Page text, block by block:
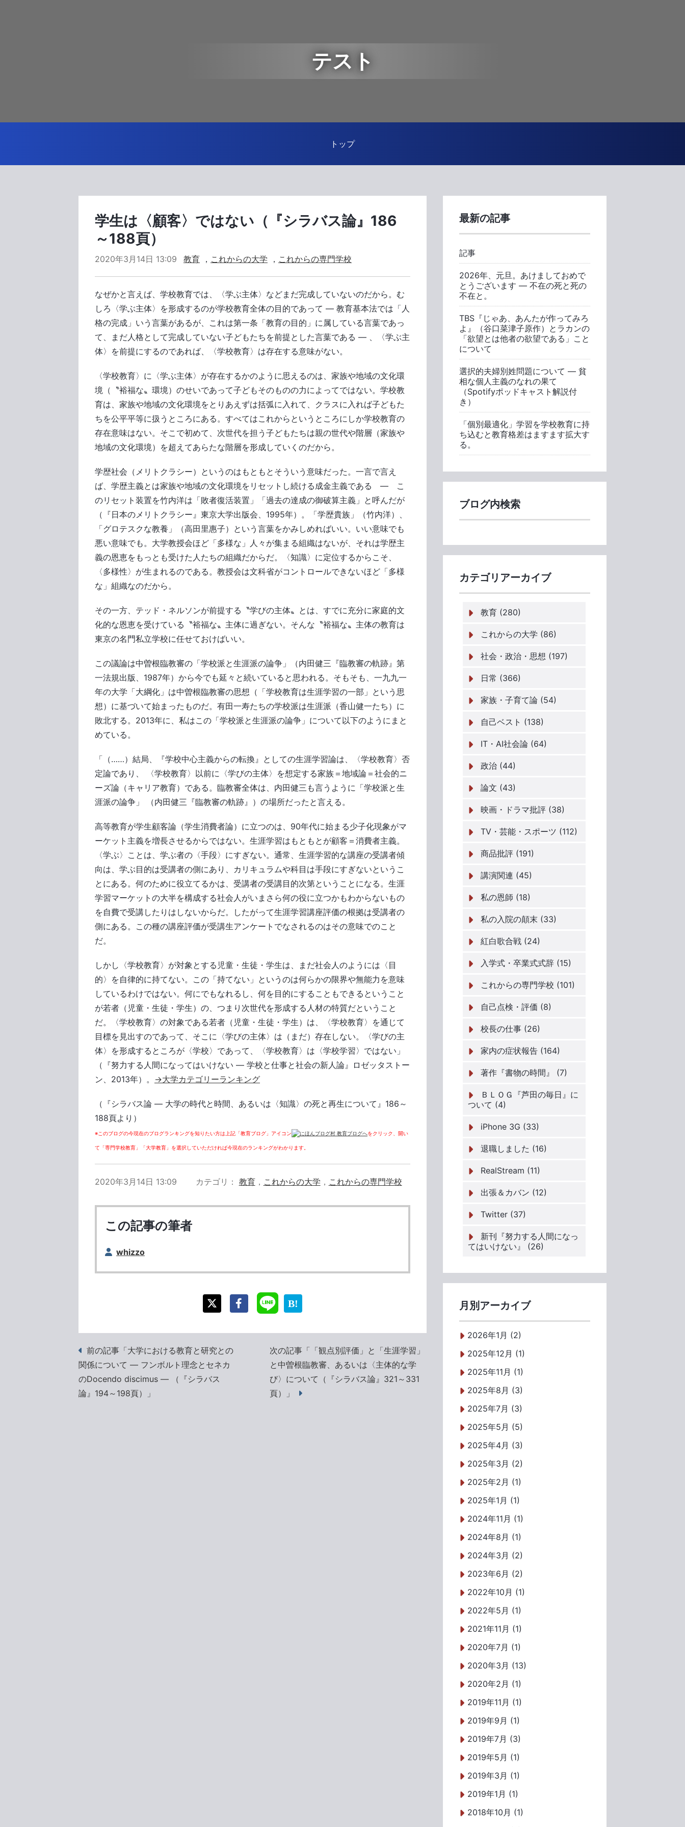
テスト
トップ
学生は〈顧客〉ではない（『シラバス論』186
～188頁）
2020年3月14日 13:09 教育 ， これからの大学 ， これからの専門学校
なぜかと言えば、学校教育では、〈学ぶ主体〉などまだ完成していないのだから。む
しろ〈学ぶ主体〉を形成するのが学校教育全体の目的であって ― 教育基本法では「人
格の完成」いう言葉があるが、これは第一条「教育の目的」に属している言葉であっ
て、まだ人格として完成していない子どもたちを前提とした言葉である ― 、〈学ぶ主
体〉を前提にするのであれば、〈学校教育〉は存在する意味がない。
〈学校教育〉に〈学ぶ主体〉が存在するかのように思えるのは、家族や地域の文化環
境（〝裕福な〟環境）のせいであって子どもそのものの力によってではない。学校教
育は、家族や地域の文化環境をとりあえずは括弧に入れて、クラスに入れば子どもた
ちを公平平等に扱うところにある。すべてはこれからというところにしか学校教育の
存在意味はない。そこで初めて、次世代を担う子どもたちは親の世代や階層（家族や
地域の文化環境）を超えてあらたな階層を形成していくのだから。
学歴社会（メリトクラシー）というのはもともとそういう意味だった。一言で言え
ば、学歴主義とは家族や地域の文化環境をリセットし続ける成金主義である ― こ
のリセット装置を竹内洋は「敗者復活装置」「過去の達成の御破算主義」と呼んだが
（『日本のメリトクラシー』東京大学出版会、1995年）。「学歴貴族」（竹内洋）、
「グロテスクな教養」（高田里惠子）という言葉をかみしめればいい。いい意味でも
悪い意味でも。大学教授会ほど「多様な」人々が集まる組織はないが、それは学歴主
義の恩恵をもっとも受けた人たちの組織だからだ。〈知識〉に定位するからこそ、
〈多様性〉が生まれるのである。教授会は文科省がコントロールできないほど「多様
な」組織なのだから。
その一方、テッド・ネルソンが前提する〝学びの主体〟とは、すでに充分に家庭的文
化的な恩恵を受けている〝裕福な〟主体に過ぎない。そんな〝裕福な〟主体の教育は
東京の名門私立学校に任せておけばいい。
この議論は中曽根臨教審の「学校派と生涯派の論争」（内田健三『臨教審の軌跡』第
一法規出版、1987年）から今でも延々と続いていると思われる。そもそも、一九九一
年の大学「大綱化」は中曽根臨教審の思想（「学校教育は生涯学習の一部」という思
想）に基づいて始まったものだ。有田一寿たちの学校派は生涯派（香山健一たち）に
敗北する。2013年に、私はこの「学校派と生涯派の論争」について以下のようにまと
めている。
「（……）結局、『学校中心主義からの転換』としての生涯学習論は、〈学校教育〉否
定論であり、 〈学校教育〉以前に〈学びの主体〉を想定する家族＝地域論＝社会的ニ
ーズ論（キャリア教育）である。臨教審全体は、内田健三も言うように「学校派と生
涯派の論争」 （内田健三『臨教審の軌跡』）の場所だったと言える。
高等教育が学生顧客論（学生消費者論）に立つのは、90年代に始まる少子化現象がマ
ーケット主義を増長させるからではない。生涯学習はもともとが顧客＝消費者主義。
〈学ぶ〉ことは、学ぶ者の〈手段〉にすぎない。通常、生涯学習的な講座の受講者傾
向は、学ぶ目的は受講者の側にあり、カリキュラムや科目は手段にすぎないというこ
とにある。何のために役立てるかは、受講者の受講目的次第ということになる。生涯
学習マーケットの大半を構成する社会人がいまさら何の役に立つかもわからないもの
を自費で受講したりはしないからだ。したがって生涯学習講座評価の根拠は受講者の
側にある。この種の講座評価が受講生アンケートでなされるのはその意味でのこと
だ。
しかし〈学校教育〉が対象とする児童・生徒・学生は、まだ社会人のようには〈目
的〉を自律的に持てない。この「持てない」というのは何らかの限界や無能力を意味
しているわけではない。何にでもなれるし、何を目的にすることもできるということ
が若者（児童・生徒・学生）の、つまり次世代を形成する人材の特質だということ
だ。〈学校教育〉の対象である若者（児童・生徒・学生）は、〈学校教育〉を通じて
目標を見出すのであって、そこに〈学びの主体〉は（まだ）存在しない。〈学びの主
体〉を形成するところが〈学校〉であって、〈学校教育〉は〈学校学習〉ではない」
（『努力する人間になってはいけない ― 学校と仕事と社会の新人論』ロゼッタストー
ン、2013年）。 →大学カテゴリーランキング
（『シラバス論 ― 大学の時代と時間、あるいは〈知識〉の死と再生について』186～
188頁より）
※このブログの今現在のブログランキングを知りたい方は上記「教育ブログ」アイコン をクリック、開い
て「専門学校教育」「大学教育」を選択していただければ今現在のランキングがわかります。
2020年3月14日 13:09 カテゴリ 教育， これからの大学 ， これからの専門学校
この記事の筆者
whizzo
前の記事「大学における教育と研究との
関係について ― フンボルト理念とセネカ
のDocendo discimus ― （『シラバス
論』194～198頁）」
次の記事「「観点別評価」と「生涯学習」
と中曽根臨教審、あるいは〈主体的な学
び〉について（『シラバス論』321～331
頁）」
最新の記事
記事
2026年、元旦。あけましておめで
とうございます ― 不在の死と死の
不在と。
TBS『じゃあ、あんたが作ってみろ
よ』（谷口菜津子原作）とラカンの
「欲望とは他者の欲望である」こと
について
選択的夫婦別姓問題について ― 貧
相な個人主義のなれの果て
（Spotifyポッドキャスト解説付
き）
「個別最適化」学習を学校教育に持
ち込むと教育格差はますます拡大す
る。
ブログ内検索
カテゴリアーカイブ
教育 (280)
これからの大学 (86)
社会・政治・思想 (197)
日常 (366)
家族・子育て論 (54)
自己ベスト (138)
IT・AI社会論 (64)
政治 (44)
論文 (43)
映画・ドラマ批評 (38)
TV・芸能・スポーツ (112)
商品批評 (191)
講演関連 (45)
私の恩師 (18)
私の入院の顛末 (33)
紅白歌合戦 (24)
入学式・卒業式式辞 (15)
これからの専門学校 (101)
自己点検・評価 (8)
校長の仕事 (26)
家内の症状報告 (164)
著作『書物の時間』 (7)
ＢＬＯＧ『芦田の毎日』に
ついて (4)
iPhone 3G (33)
退職しました (16)
RealStream (11)
出張＆カバン (12)
Twitter (37)
新刊『努力する人間になっ
てはいけない』 (26)
月別アーカイブ
2026年1月 (2)
2025年12月 (1)
2025年11月 (1)
2025年8月 (3)
2025年7月 (3)
2025年5月 (5)
2025年4月 (3)
2025年3月 (2)
2025年2月 (1)
2025年1月 (1)
2024年11月 (1)
2024年8月 (1)
2024年3月 (2)
2023年6月 (2)
2022年10月 (1)
2022年5月 (1)
2021年11月 (1)
2020年7月 (1)
2020年3月 (13)
2020年2月 (1)
2019年11月 (1)
2019年9月 (1)
2019年7月 (3)
2019年5月 (1)
2019年3月 (1)
2019年1月 (1)
2018年10月 (1)